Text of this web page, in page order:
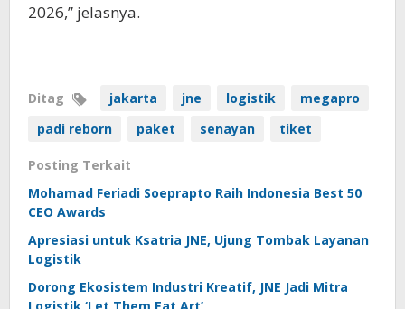
2026,” jelasnya.
Ditag jakarta jne logistik
megapro
padi reborn
paket senayan tiket
Posting Terkait
Mohamad Feriadi Soeprapto Raih Indonesia Best 50
CEO Awards
Apresiasi untuk Ksatria JNE, Ujung Tombak Layanan
Logistik
Dorong Ekosistem Industri Kreatif, JNE Jadi Mitra